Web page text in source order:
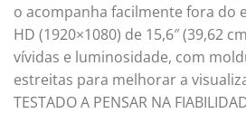
o acompanha facilmente fora do
HD (1920×1080) de 15,6″ (39,62
vívidas e luminosidade, com
estreitas para melhorar a
TESTADO A PENSAR NA